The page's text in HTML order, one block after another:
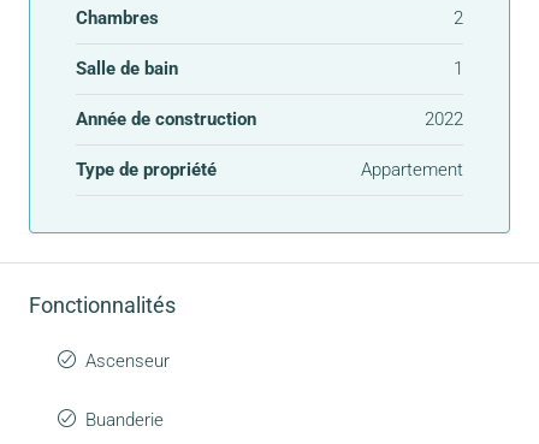
Chambres 2
Salle de bain 1
Année de construction 2022
Type de propriété Appartement
Fonctionnalités
Ascenseur
Buanderie